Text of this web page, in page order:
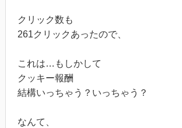
クリック数も
261クリックあったので、
これは…もしかして
クッキー報酬
結構いっちゃう？いっちゃう？
なんて、